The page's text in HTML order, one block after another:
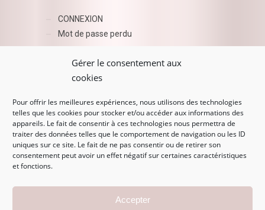
Gérer le consentement aux
cookies
Pour offrir les meilleures expériences, nous utilisons des technologies
telles que les cookies pour stocker et/ou accéder aux informations des
appareils. Le fait de consentir à ces technologies nous permettra de
traiter des données telles que le comportement de navigation ou les ID
uniques sur ce site. Le fait de ne pas consentir ou de retirer son
consentement peut avoir un effet négatif sur certaines caractéristiques
et fonctions.
Accepter
CONNEXION
Mot de passe perdu
AZUR BEAUTY ESHOP